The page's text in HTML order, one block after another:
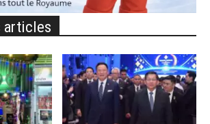
articles